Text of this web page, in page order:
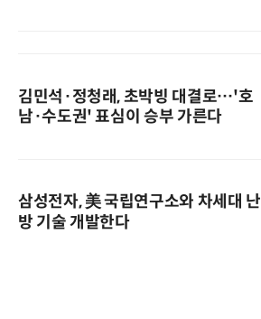
김민석·정청래, 초박빙 대결로…'호
남·수도권' 표심이 승부 가른다
삼성전자, 美 국립연구소와 차세대 난
방 기술 개발한다